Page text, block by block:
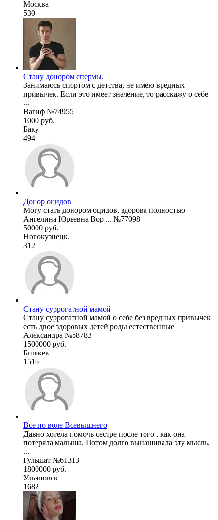
Москва
530
Стану донором спермы.
Занимаюсь спортом с детства, не имею вредных
привычек. Если это имеет значение, то расскажу о себе
...
Вагиф №74955
1000 руб.
Баку
494
Донор оцидов
Могу стать донором оцидов, здорова полностью
Ангелина Юрьевна Вор ... №77098
50000 руб.
Новокузнецк.
312
Стану суррогатной мамой
Стану суррогатной мамой о себе без вредных привычек
есть двое здоровых детей роды естественные
Александра №58783
1500000 руб.
Бишкек
1516
Все по воле Всевышнего
Давно хотела помочь сестре после того , как она
потеряла малыша. Потом долго вынашивала эту мысль.
...
Гульшат №61313
1800000 руб.
Ульяновск
1682